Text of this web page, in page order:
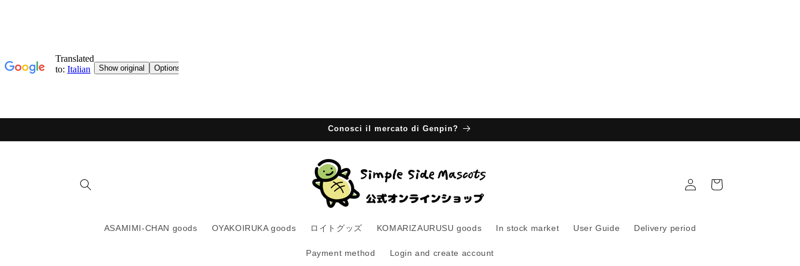
Conosci il mercato di Genpin?
ASAMIMI-CHAN goods OYAKOIRUKA goods ロイトグッズ KOMARIZAURUSU goods In stock market User Guide Delivery period
Payment method Login and create account
AccessoNoleggio